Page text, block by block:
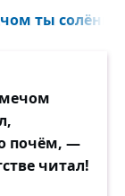
ты
мечом
почём, —
читал!